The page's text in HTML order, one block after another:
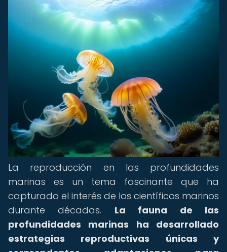
La reproducción en las profundidades
marinas es un tema fascinante que ha
capturado el interés de los científicos marinos
durante décadas. La fauna de las
profundidades marinas ha desarrollado
estrategias reproductivas únicas y